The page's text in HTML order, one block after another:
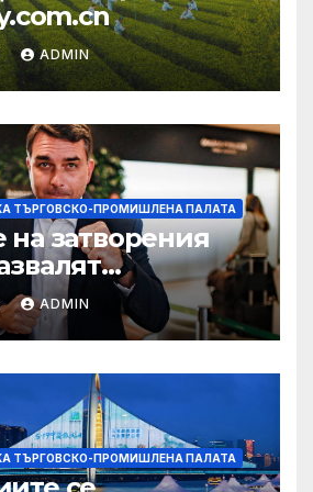
ADMIN
ТЪРГОВСКО-ПРОМИШЛЕНА ПАЛАТА
на затворения
на Флавио
за президент на
ADMIN
ТЪРГОВСКО-ПРОМИШЛЕНА ПАЛАТА